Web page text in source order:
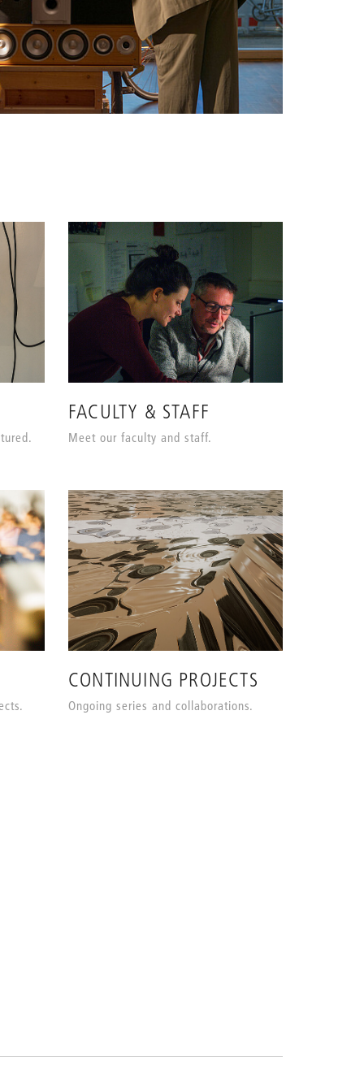
FACULTY & STAFF
Meet our faculty and staff.
CONTINUING PROJECTS
Ongoing series and collaborations.